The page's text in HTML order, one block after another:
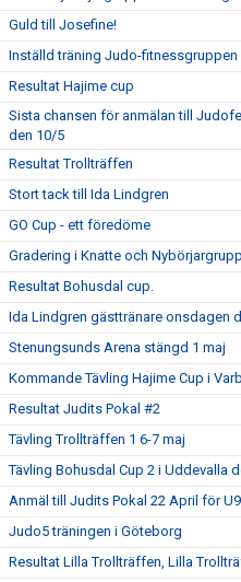
Guld till Josefine!
Inställd träning Judo-fitnessgruppen
Resultat Hajime cup
Sista chansen för anmälan till
den 10/5
Resultat Trollträffen
Stort tack till Ida Lindgren
GO Cup - ett föredöme
Gradering i Knatte och
Resultat Bohusdal cup.
Ida Lindgren gästtränare onsdagen
Stenungsunds Arena stängd 1 maj
Kommande Tävling Hajime Cup i
Resultat Judits Pokal #2
Tävling Trollträffen 1 6-7 maj
Tävling Bohusdal Cup 2 i Uddevalla
Anmäl till Judits Pokal 22 April för
Judo5 träningen i Göteborg
Resultat Lilla Trollträffen, Lilla